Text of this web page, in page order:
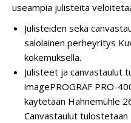
useampia julisteita
Julisteiden sekä
salolainen perheyritys
kokemuksella.
Julisteet ja canvastaulut
imagePROGRAF PRO-
käytetään Hahnemühle
Canvastaulut tulostetaan